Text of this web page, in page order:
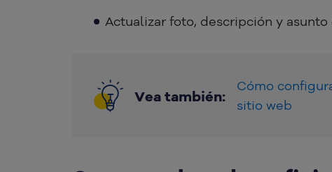
Actualizar foto, descripción y
Vea también:
Cómo
sitio web